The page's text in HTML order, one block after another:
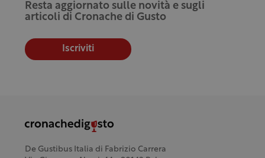
Resta aggiornato sulle novità e sugli
articoli di Cronache di Gusto
Iscriviti
De Gustibus Italia di Fabrizio Carrera